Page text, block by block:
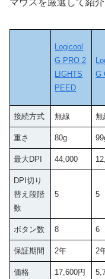
マウスを厳選して紹介
Logicool
G PRO 2
LIGHTS
PEED
G
接続方式 無線 無
重さ 80g
最大DPI 44,000
DPI切り
替え段階
数
5 5
ボタン数 8 6
保証期間 2年 2
価格 17,600円